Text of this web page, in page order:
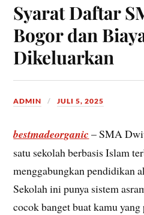
Syarat Daftar
Bogor dan
Dikeluarkan
ADMIN JULI 5, 2025
bestmadeorganic – SMA
satu sekolah berbasis Islam
menggabungkan pendidikan
Sekolah ini punya sistem
cocok banget buat kamu